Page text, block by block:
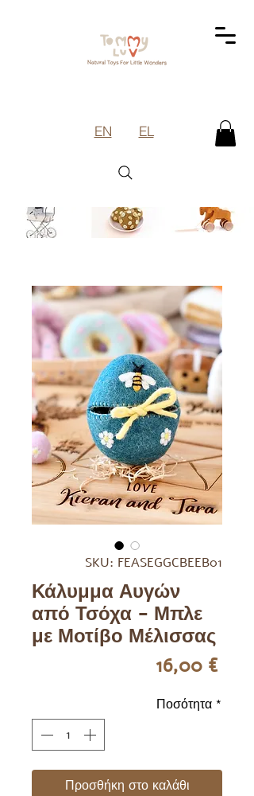
EN EL
SKU: FEASEGGCBEEB01
Κάλυμμα Αυγών
από Τσόχα - Μπλε
με Μοτίβο Μέλισσας
16,00 €
Ποσότητα *
Προσθήκη στο καλάθι